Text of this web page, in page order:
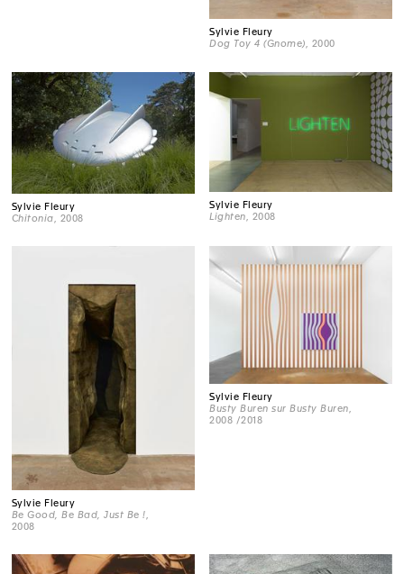
Sylvie Fleury
Dog Toy 4 (Gnome) , 2000
Sylvie Fleury
Chitonia , 2008
Sylvie Fleury
Lighten , 2008
Sylvie Fleury
Be Good, Be Bad, Just Be !
2008
Sylvie Fleury
Busty Buren sur Busty Buren
2008 /2018